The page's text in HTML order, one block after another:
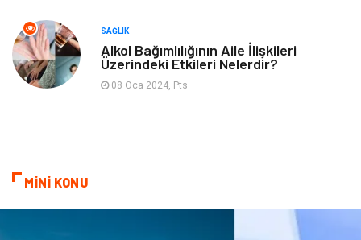
SAĞLIK
Alkol Bağımlılığının Aile İlişkileri
Üzerindeki Etkileri Nelerdir?
08 Oca 2024, Pts
MİNİ KONU